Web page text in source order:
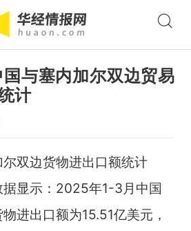
与塞内加尔双边贸易
计
双边货物进出口额统计
显示：2025年1-3月中国
进出口额为15.51亿美元，